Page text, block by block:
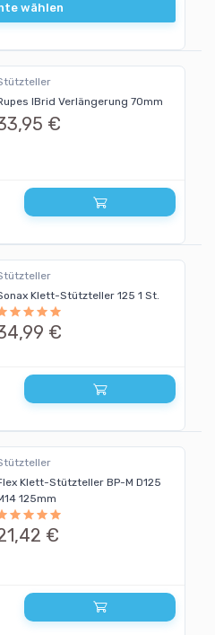
wählen
IBrid Verlängerung 70mm
€
Klett-Stützteller 125 1 St.
€
Klett-Stützteller BP-M D125
125mm
€